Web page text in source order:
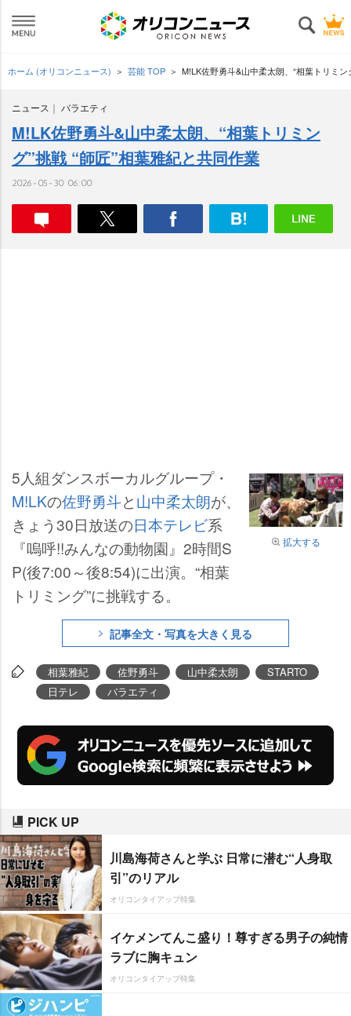
ホーム (オリコンニュース) 芸能 TOP M!LK佐野勇斗&山中柔太朗、“相葉トリミ
ニュース バラエティ
M!LK佐野勇斗&山中柔太朗、“相葉トリミン
グ”挑戦 “師匠”相葉雅紀と共同作業
2026-05-30 06:00
拡大する
5人組ダンスボーカルグループ・
M!LKの佐野勇斗と山中柔太朗が、
きょう30日放送の日本テレビ系
『嗚呼!!みんなの動物園』2時間S
P(後7:00～後8:54)に出演。“相葉
トリミング”に挑戦する。
記事全文・写真を大きく見る
相葉雅紀 佐野勇斗 山中柔太朗
STARTO
日テレ
バラエティ
PICK UP
川島海荷さんと学ぶ 日常に潜む“人身取
引”のリアル
オリコンタイアップ特集
イケメンてんこ盛り！尊すぎる男子の純情
ラブに胸キュン
オリコンタイアップ特集